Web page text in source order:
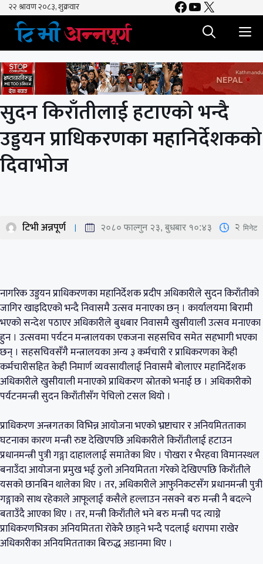
Skip
content
Facebook
YouTube
X
सुदन किराँतीलाई हटाएको भन्दै
उड्डयन प्राधिकरणका महानिर्देशकको
दिवाभोज
टिभी अन्नपूर्ण २०८० फाल्गुन २३, बुधबार १०:४३ 2 मिनेट
नागरिक उड्डयन प्राधिकरणका महानिर्देशक प्रदीप अधिकारीले सुदन किराँतीको
जागिर खाइदिएको भन्दै निवासमै उत्सव मनाएका छन् । कार्यालयमा बिरामी
भएको सन्देश पठाएर अधिकारीले बुधबार निवासमै खुसीयाली उत्सव मनाएका
हुन । उत्सवमा पर्यटन मन्त्रालयका एकजना सहसचिव समेत सहभागी भएका
छन् । सहसचिवसँगै मन्त्रालयका अन्य ३ कर्मचारी र प्राधिकरणका केही
कर्मचारीसहित केही निमार्ण व्यवसायीलाई निवासमै बोलाएर महानिर्देशक
अधिकारीले खुसीयाली मनाएको प्राधिकरण स्रोतको भनाई छ । अधिकारीको
पर्यटनमन्त्री सुदन किराँतीसँग पेचिलो टसल थियो ।
प्राधिकरण अन्त्रगतका विभिन्न आयोजना भएको भ्रष्टाचार र अनियमितताका
घटनाका कारण मन्त्री रुष्ट देखिएपछि अधिकारीले किराँतीलाई हटाउन
प्रधानमन्त्री पुत्री गङ्गा दाहाललाई समातेका थिए । पोखरा र भैरहवा विमानस्थल
बनाउँदा आयोजना प्रमुख भई ठुलो अनियमितता गरेको देखिएपछि किराँतीले
यसको छानबिन थालेका थिए । तर, अधिकारीले आफुनिकटसँग प्रधानमन्त्री पुत्री
गङ्गाको साथ रहेकाले आफूलाई कसैले हल्लाउन नसक्ने बरु मन्त्री नै बदल्ने
बताउँदै आएका थिए । तर, मन्त्री किराँतीले भने बरु मन्त्री पद त्याग्ने
प्राधिकरणभित्रका अनियमितता रोकेरै छाड्ने भन्दै पदलाई धरापमा राखेर
अधिकारीका अनियमितताका बिरुद्ध अडानमा थिए ।